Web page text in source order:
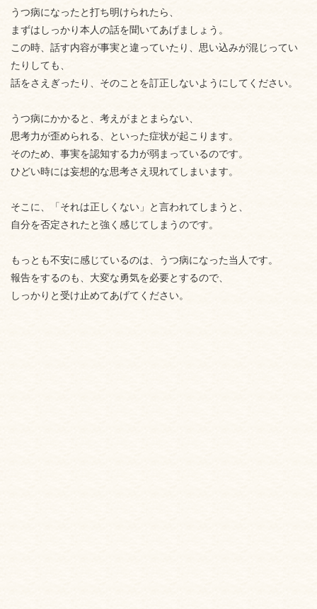
うつ病になったと打ち明けられたら、
まずはしっかり本人の話を聞いてあげましょう。
この時、話す内容が事実と違っていたり、思い込みが混じってい
たりしても、
話をさえぎったり、そのことを訂正しないようにしてください。
うつ病にかかると、考えがまとまらない、
思考力が歪められる、といった症状が起こります。
そのため、事実を認知する力が弱まっているのです。
ひどい時には妄想的な思考さえ現れてしまいます。
そこに、「それは正しくない」と言われてしまうと、
自分を否定されたと強く感じてしまうのです。
もっとも不安に感じているのは、うつ病になった当人です。
報告をするのも、大変な勇気を必要とするので、
しっかりと受け止めてあげてください。